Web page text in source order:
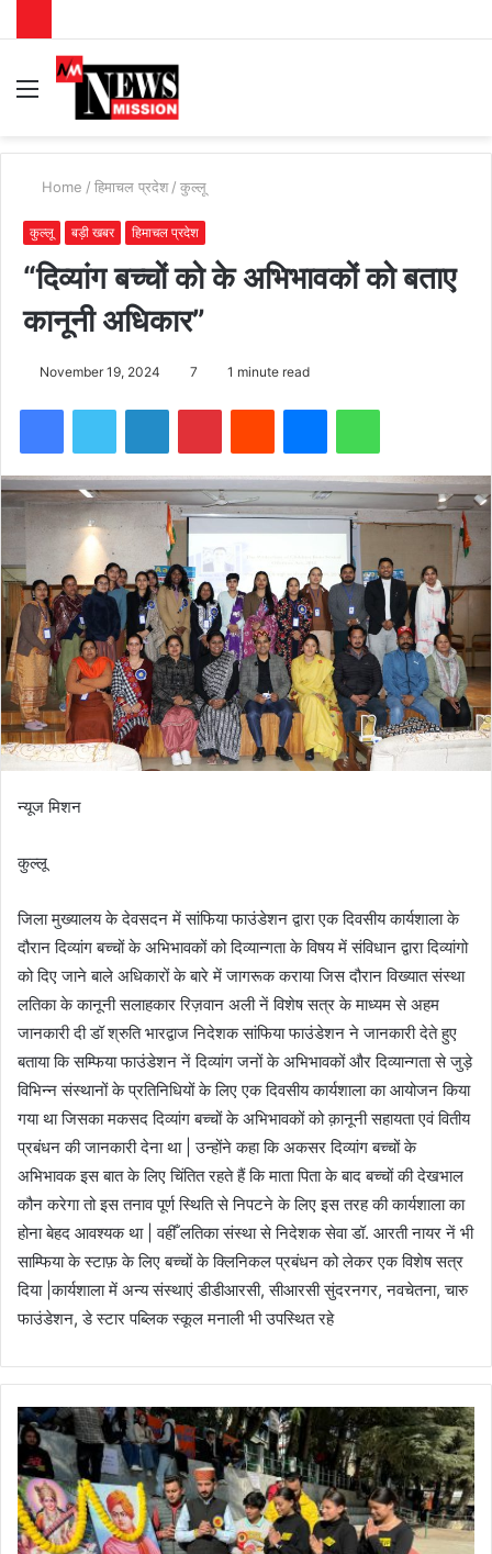
Menu
Home / हिमाचल प्रदेश / कुल्लू
कुल्लू बड़ी खबर हिमाचल प्रदेश
“दिव्यांग बच्चों को के अभिभावकों को बताए
कानूनी अधिकार”
November 19, 2024 7 1 minute read
न्यूज मिशन
कुल्लू
जिला मुख्यालय के देवसदन में सांफिया फाउंडेशन द्वारा एक दिवसीय कार्यशाला के
दौरान दिव्यांग बच्चों के अभिभावकों को दिव्यान्गता के विषय में संविधान द्वारा दिव्यांगो
को दिए जाने बाले अधिकारों के बारे में जागरूक कराया जिस दौरान विख्यात संस्था
लतिका के कानूनी सलाहकार रिज़वान अली नें विशेष सत्र के माध्यम से अहम
जानकारी दी डॉ श्रुति भारद्वाज निदेशक सांफिया फाउंडेशन ने जानकारी देते हुए
बताया कि सम्फिया फाउंडेशन नें दिव्यांग जनों के अभिभावकों और दिव्यान्गता से जुड़े
विभिन्न संस्थानों के प्रतिनिधियों के लिए एक दिवसीय कार्यशाला का आयोजन किया
गया था जिसका मकसद दिव्यांग बच्चों के अभिभावकों को क़ानूनी सहायता एवं वितीय
प्रबंधन की जानकारी देना था | उन्होंने कहा कि अकसर दिव्यांग बच्चों के
अभिभावक इस बात के लिए चिंतित रहते हैं कि माता पिता के बाद बच्चों की देखभाल
कौन करेगा तो इस तनाव पूर्ण स्थिति से निपटने के लिए इस तरह की कार्यशाला का
होना बेहद आवश्यक था | वहीँ लतिका संस्था से निदेशक सेवा डॉ. आरती नायर नें भी
साम्फिया के स्टाफ़ के लिए बच्चों के क्लिनिकल प्रबंधन को लेकर एक विशेष सत्र
दिया |कार्यशाला में अन्य संस्थाएं डीडीआरसी, सीआरसी सुंदरनगर, नवचेतना, चारु
फाउंडेशन, डे स्टार पब्लिक स्कूल मनाली भी उपस्थित रहे